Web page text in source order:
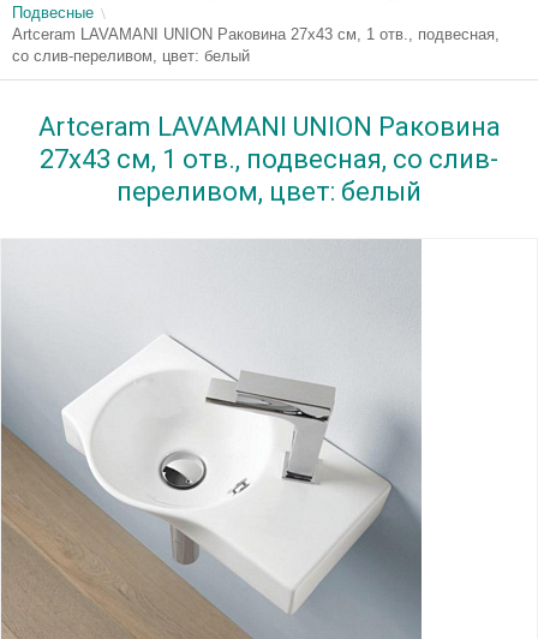
Подвесные
Artceram LAVAMANI UNION Раковина 27х43 см, 1 отв., подвесная,
со слив-переливом, цвет: белый
Artceram LAVAMANI UNION Раковина
27х43 см, 1 отв., подвесная, со слив-
переливом, цвет: белый